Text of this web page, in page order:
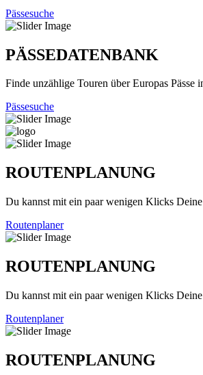
Pässesuche
PÄSSEDATENBANK
Finde unzählige Touren über Europas
Pässesuche
ROUTENPLANUNG
Du kannst mit ein paar wenigen Klicks
Routenplaner
ROUTENPLANUNG
Du kannst mit ein paar wenigen Klicks
Routenplaner
ROUTENPLANUNG